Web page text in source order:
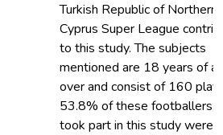
Turkish Republic of Northern
Cyprus Super League
to this study. The subjects
mentioned are 18 years of
over and consist of 160
53.8% of these footballers,
took part in this study were